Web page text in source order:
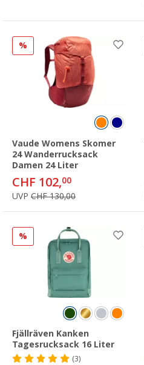
%
Vaude Womens Skomer
24 Wanderrucksack
Damen 24 Liter
CHF 102,00
UVP CHF 130,00
%
Fjällräven Kanken
Tagesrucksack 16 Liter
(3)